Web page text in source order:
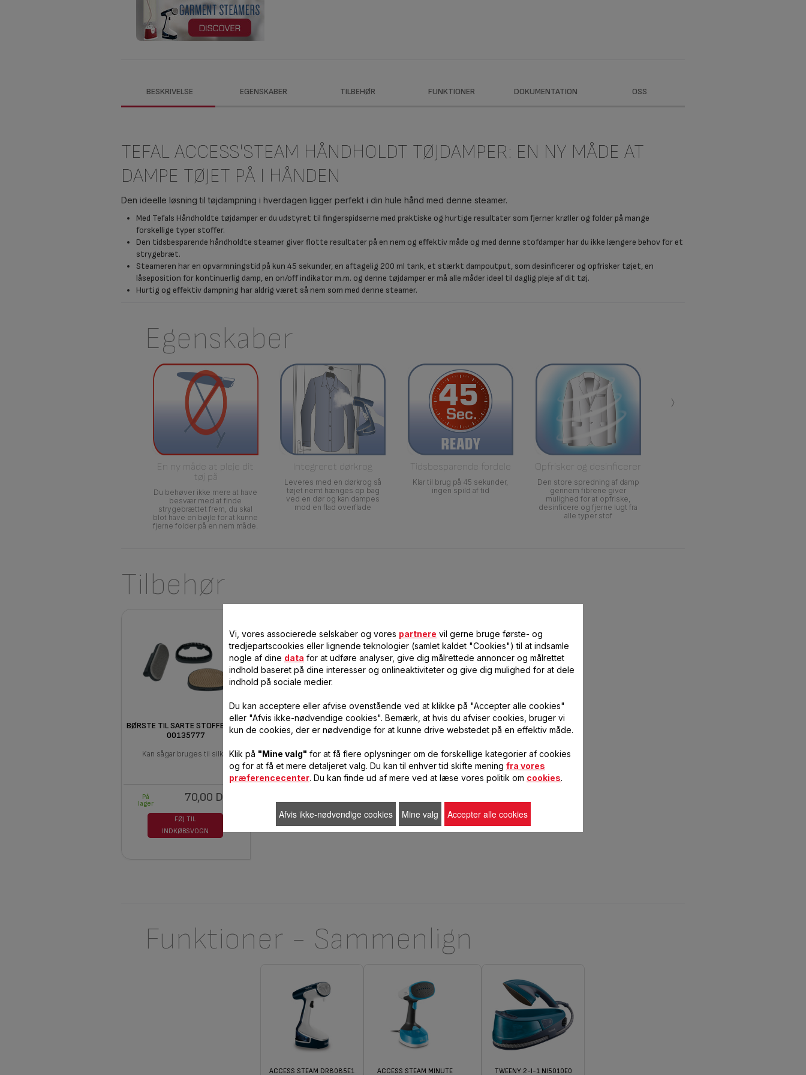
BESKRIVELSE EGENSKABER TILBEHØR FUNKTIONER DOKUMENTATION OSS
TEFAL ACCESS'STEAM HÅNDHOLDT TØJDAMPER: EN NY MÅDE AT
DAMPE TØJET PÅ I HÅNDEN
Den ideelle løsning til tøjdampning i hverdagen ligger perfekt i din hule hånd med denne steamer.
Med Tefals Håndholdte tøjdamper er du udstyret til fingerspidserne med praktiske og hurtige resultater som fjerner krøller og folder på mange
forskellige typer stoffer.
Den tidsbesparende håndholdte steamer giver flotte resultater på en nem og effektiv måde og med denne stofdamper har du ikke længere behov for et
strygebræt.
Steameren har en opvarmningstid på kun 45 sekunder, en aftagelig 200 ml tank, et stærkt dampoutput, som desinficerer og opfrisker tøjet, en
låseposition for kontinuerlig damp, en on/off indikator m.m. og denne tøjdamper er må alle måder ideel til daglig pleje af dit tøj.
Hurtig og effektiv dampning har aldrig været så nem som med denne steamer.
Egenskaber
En ny måde at pleje dit
tøj på
Du behøver ikke mere at have
besvær med at finde
strygebrættet frem, du skal
blot have en bøjle for at kunne
fjerne folder på en nem måde.
Integreret dørkrog
Leveres med en dørkrog så
tøjet nemt hænges op bag
ved en dør og kan dampes
mod en flad overflade
Tidsbesparende fordele
Klar til brug på 45 sekunder,
ingen spild af tid
Opfrisker og desinficerer
Den store spredning af damp
gennem fibrene giver
mulighed for at opfriske,
desinficere og fjerne lugt fra
alle typer stof
›
Tilbehør
BØRSTE TIL SARTE STOFFER CS-
00135777
Kan sågar bruges til silke
70,00 DKK
På
lager
FØJ TIL
INDKØBSVOGN
Funktioner - Sammenlign
ACCESS STEAM DR8085E1
ACCESS STEAM MINUTE
TWEENY 2-I-1 NI5010E0
Vi, vores associerede selskaber og vores partnere vil gerne bruge første- og
tredjepartscookies eller lignende teknologier (samlet kaldet "Cookies") til at indsamle
nogle af dine data for at udføre analyser, give dig målrettede annoncer og målrettet
indhold baseret på dine interesser og onlineaktiviteter og give dig mulighed for at dele
indhold på sociale medier.
Du kan acceptere eller afvise ovenstående ved at klikke på "Accepter alle cookies"
eller "Afvis ikke-nødvendige cookies". Bemærk, at hvis du afviser cookies, bruger vi
kun de cookies, der er nødvendige for at kunne drive webstedet på en effektiv måde.
Klik på "Mine valg" for at få flere oplysninger om de forskellige kategorier af cookies
og for at få et mere detaljeret valg. Du kan til enhver tid skifte mening fra vores
præferencecenter. Du kan finde ud af mere ved at læse vores politik om cookies.
Afvis ikke-nødvendige cookies Mine valg Accepter alle cookies